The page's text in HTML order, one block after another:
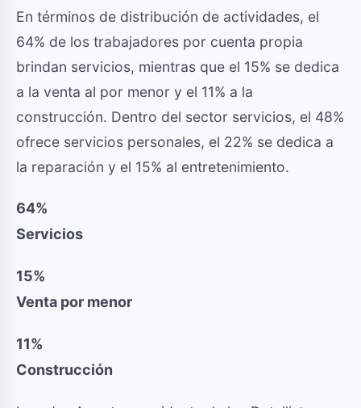
En términos de distribución de actividades, el
64% de los trabajadores por cuenta propia
brindan servicios, mientras que el 15% se dedica
a la venta al por menor y el 11% a la
construcción. Dentro del sector servicios, el 48%
ofrece servicios personales, el 22% se dedica a
la reparación y el 15% al entretenimiento.
64%
Servicios
15%
Venta por menor
11%
Construcción